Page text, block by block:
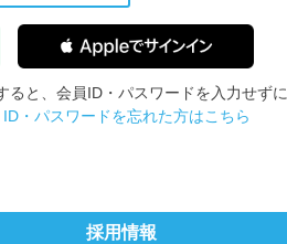
と、会員ID・パスワードを入力せずに
ID・パスワードを忘れた方はこちら
採用情報